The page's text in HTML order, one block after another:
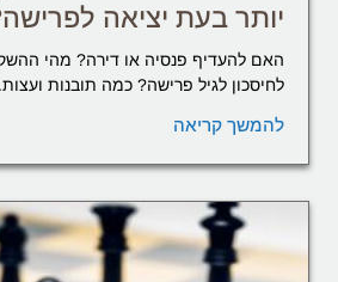
יותר בעת יציאה
האם להעדיף פנסיה או דירה? מהי
לחיסכון לגיל פרישה? כמה תובנות
להמשך קריאה